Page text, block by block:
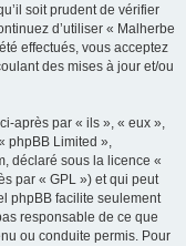
soit prudent de vérifier
d’utiliser « Malherbe
effectués, vous acceptez
des mises à jour et/ou
après par « ils », « eux »,
phpBB Limited »,
déclaré sous la licence «
par « GPL ») et qui peut
phpBB facilite seulement
responsable de ce que
ou conduite permis. Pour